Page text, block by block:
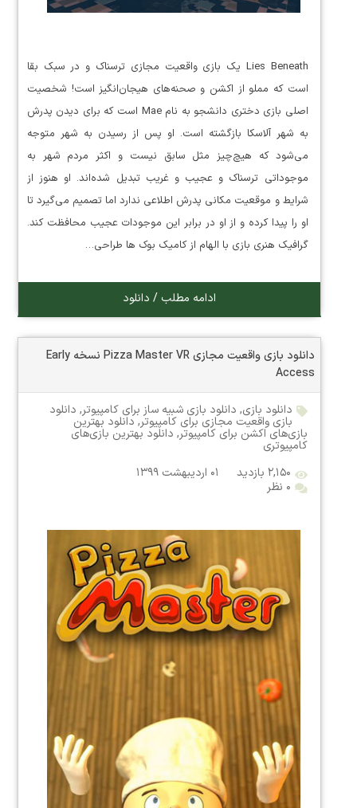
Lies Beneath یک بازی واقعیت مجازی ترسناک و در سبک بقا
است که مملو از اکشن و صحنه‌های هیجان‌انگیز است! شخصیت
اصلی بازی دختری دانشجو به نام Mae است که برای دیدن پدرش
به شهر آلاسکا بازگشته است. او پس از رسیدن به شهر متوجه
می‌شود که هیچ‌چیز مثل سابق نیست و اکثر مردم شهر به
موجوداتی ترسناک و عجیب و غریب تبدیل شده‌اند. او هنوز از
شرایط و موقعیت مکانی پدرش اطلاعی ندارد اما تصمیم می‌گیرد تا
او را پیدا کرده و از او در برابر این موجودات عجیب محافظت کند.
گرافیک هنری بازی با الهام از کامیک بوک ها طراحی…
ادامه مطلب / دانلود
دانلود بازی واقعیت مجازی Pizza Master VR نسخه Early
Access
دانلود بازی, دانلود بازی شبیه ساز برای کامپیوتر, دانلود
بازی واقعیت مجازی برای کامپیوتر, دانلود بهترین
بازی‌های اکشن برای کامپیوتر, دانلود بهترین بازی‌های
کامپیوتری
۲,۱۵۰ بازدید
۰۱ اردیبهشت ۱۳۹۹
۰ نظر